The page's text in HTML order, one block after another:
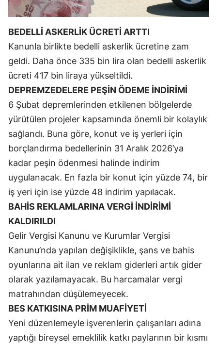
Kırşehir
Kocaeli
Malatya
Manisa
Kahramanmaraş
Mardin
Muğla
Muş
Niğde
Ordu
Samsun
Siirt
BEDELLİ ASKERLİK ÜCRETİ ARTTI
Kanunla birlikte bedelli askerlik ücretine zam
geldi. Daha önce 335 bin lira olan bedelli askerlik
ücreti 417 bin liraya yükseltildi.
DEPREMZEDELERE PEŞİN ÖDEME İNDİRİMİ
6 Şubat depremlerinden etkilenen bölgelerde
yürütülen projeler kapsamında önemli bir kolaylık
sağlandı. Buna göre, konut ve iş yerleri için
borçlandırma bedellerinin 31 Aralık 2026’ya
kadar peşin ödenmesi halinde indirim
uygulanacak. En fazla bir konut için yüzde 74, bir
iş yeri için ise yüzde 48 indirim yapılacak.
BAHİS REKLAMLARINA VERGİ İNDİRİMİ
KALDIRILDI
Gelir Vergisi Kanunu ve Kurumlar Vergisi
Kanunu’nda yapılan değişiklikle, şans ve bahis
oyunlarına ait ilan ve reklam giderleri artık gider
olarak yazılamayacak. Bu harcamalar vergi
matrahından düşülemeyecek.
BES KATKISINA PRİM MUAFİYETİ
Yeni düzenlemeyle işverenlerin çalışanları adına
yaptığı bireysel emeklilik katkı paylarının bir kısmı